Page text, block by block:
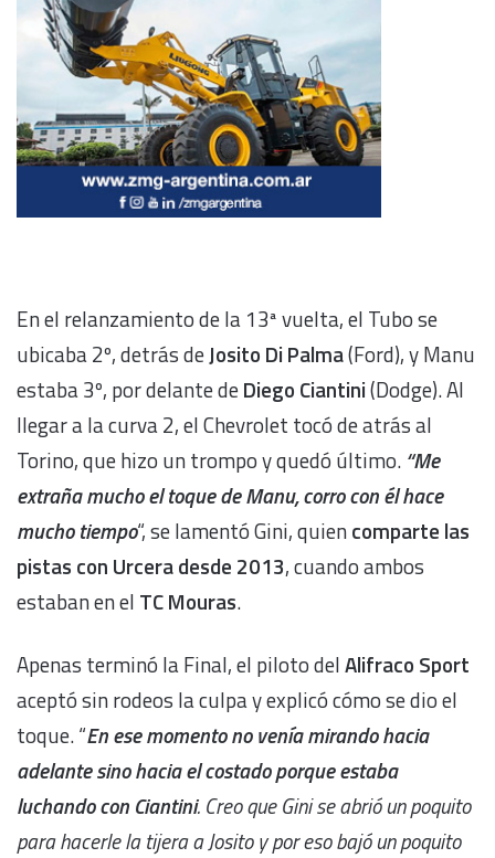
En el relanzamiento de la 13ª vuelta, el Tubo se
ubicaba 2º, detrás deJosito Di Palma(Ford), y Manu
estaba 3º, por delante deDiego Ciantini(Dodge). Al
llegar a la curva 2, el Chevrolet tocó de atrás al
Torino, que hizo un trompo y quedó último. “Me
extraña mucho el toque de Manu, corro con él hace
mucho tiempo“, se lamentó Gini, quiencomparte las
pistas con Urcera desde 2013, cuando ambos
estaban en el TC Mouras.
Apenas terminó la Final, el piloto delAlifraco Sport
aceptó sin rodeos la culpa y explicó cómo se dio el
toque. “En ese momento no venía mirando hacia
adelante sino hacia el costado porque estaba
luchando con Ciantini. Creo que Gini se abrió un poquito
para hacerle la tijera a Josito y por eso bajó un poquito